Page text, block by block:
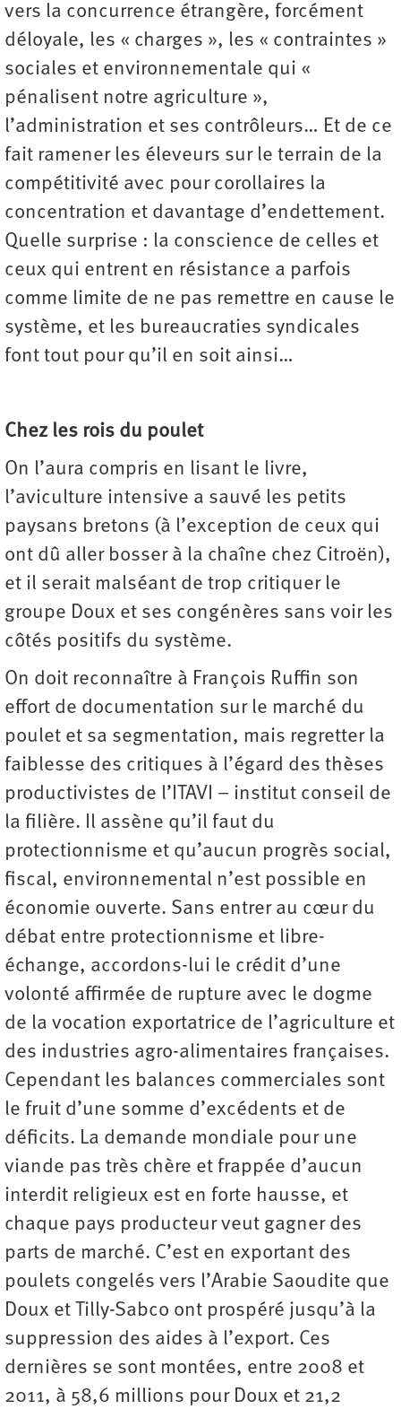
vers la concurrence étrangère, forcément
déloyale, les « charges », les « contraintes »
sociales et environnementale qui «
pénalisent notre agriculture »,
l’administration et ses contrôleurs… Et de ce
fait ramener les éleveurs sur le terrain de la
compétitivité avec pour corollaires la
concentration et davantage d’endettement.
Quelle surprise : la conscience de celles et
ceux qui entrent en résistance a parfois
comme limite de ne pas remettre en cause le
système, et les bureaucraties syndicales
font tout pour qu’il en soit ainsi…
Chez les rois du poulet
On l’aura compris en lisant le livre,
l’aviculture intensive a sauvé les petits
paysans bretons (à l’exception de ceux qui
ont dû aller bosser à la chaîne chez Citroën),
et il serait malséant de trop critiquer le
groupe Doux et ses congénères sans voir les
côtés positifs du système.
On doit reconnaître à François Ruffin son
effort de documentation sur le marché du
poulet et sa segmentation, mais regretter la
faiblesse des critiques à l’égard des thèses
productivistes de l’ITAVI – institut conseil de
la filière. Il assène qu’il faut du
protectionnisme et qu’aucun progrès social,
fiscal, environnemental n’est possible en
économie ouverte. Sans entrer au cœur du
débat entre protectionnisme et libre-
échange, accordons-lui le crédit d’une
volonté affirmée de rupture avec le dogme
de la vocation exportatrice de l’agriculture et
des industries agro-alimentaires françaises.
Cependant les balances commerciales sont
le fruit d’une somme d’excédents et de
déficits. La demande mondiale pour une
viande pas très chère et frappée d’aucun
interdit religieux est en forte hausse, et
chaque pays producteur veut gagner des
parts de marché. C’est en exportant des
poulets congelés vers l’Arabie Saoudite que
Doux et Tilly-Sabco ont prospéré jusqu’à la
suppression des aides à l’export. Ces
dernières se sont montées, entre 2008 et
2011, à 58,6 millions pour Doux et 21,2